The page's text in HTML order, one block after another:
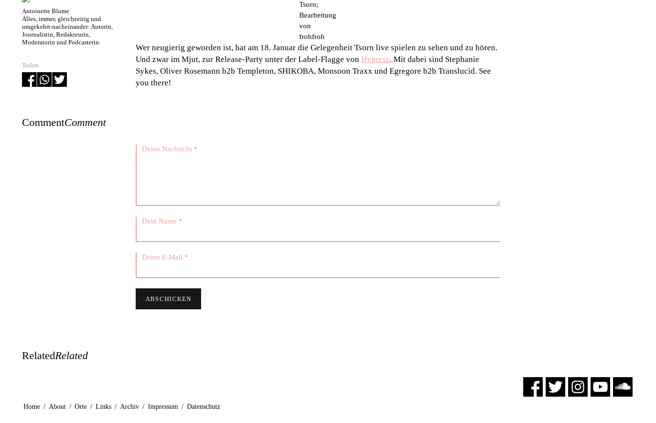
Antoinette Blume
Alles, immer, gleichzeitig und
umgekehrt-nacheinander: Autorin,
Journalistin, Redakteurin,
Moderatorin und Podcasterin.
Teilen
Tsorn;
Bearbeitung
von
frohfroh
Wer neugierig geworden ist, hat am 18. Januar die Gelegenheit Tsorn live spielen zu sehen und zu hören.
Und zwar im Mjut, zur Release-Party unter der Label-Flagge vonHypress. Mit dabei sind Stephanie
Sykes, Oliver Rosemann b2b Templeton, SHIKOBA, Monsoon Traxx und Egregore b2b Translucid. See
you there!
CommentComment
RelatedRelated
Home / About / Orte / Links / Archiv / Impressum / Datenschutz